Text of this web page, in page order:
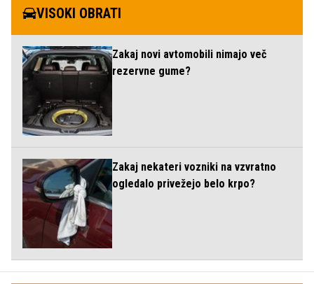
VISOKI OBRATI
Zakaj novi avtomobili nimajo več
rezervne gume?
Zakaj nekateri vozniki na vzvratno
ogledalo privežejo belo krpo?